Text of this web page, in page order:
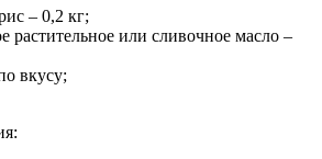
– 0,2 кг;
растительное или сливочное масло –
вкусу;